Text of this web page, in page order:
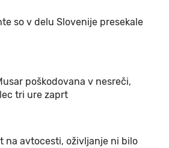
so v delu Slovenije presekale
poškodovana v nesreči,
tri ure zaprt
na avtocesti, oživljanje ni bilo